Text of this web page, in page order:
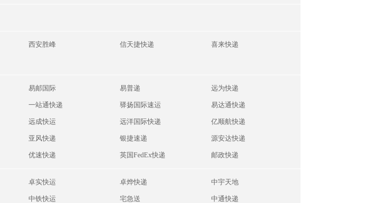
西安胜峰 信天捷快递 喜来快递
易邮国际 易普递 远为快递
一站通快递 驿扬国际速运 易达通快递
远成快运 远洋国际快递 亿顺航快递
亚风快递 银捷速递 源安达快递
优速快递 英国FedEx快递 邮政快递
卓实快运 卓烨快递 中宇天地
中铁快运 宅急送 中通快递